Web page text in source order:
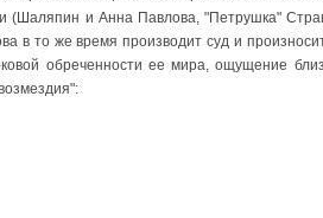
(Шаляпин и Анна Павлова, "Петрушка"
в то же время производит суд и
обреченности ее мира, ощущение